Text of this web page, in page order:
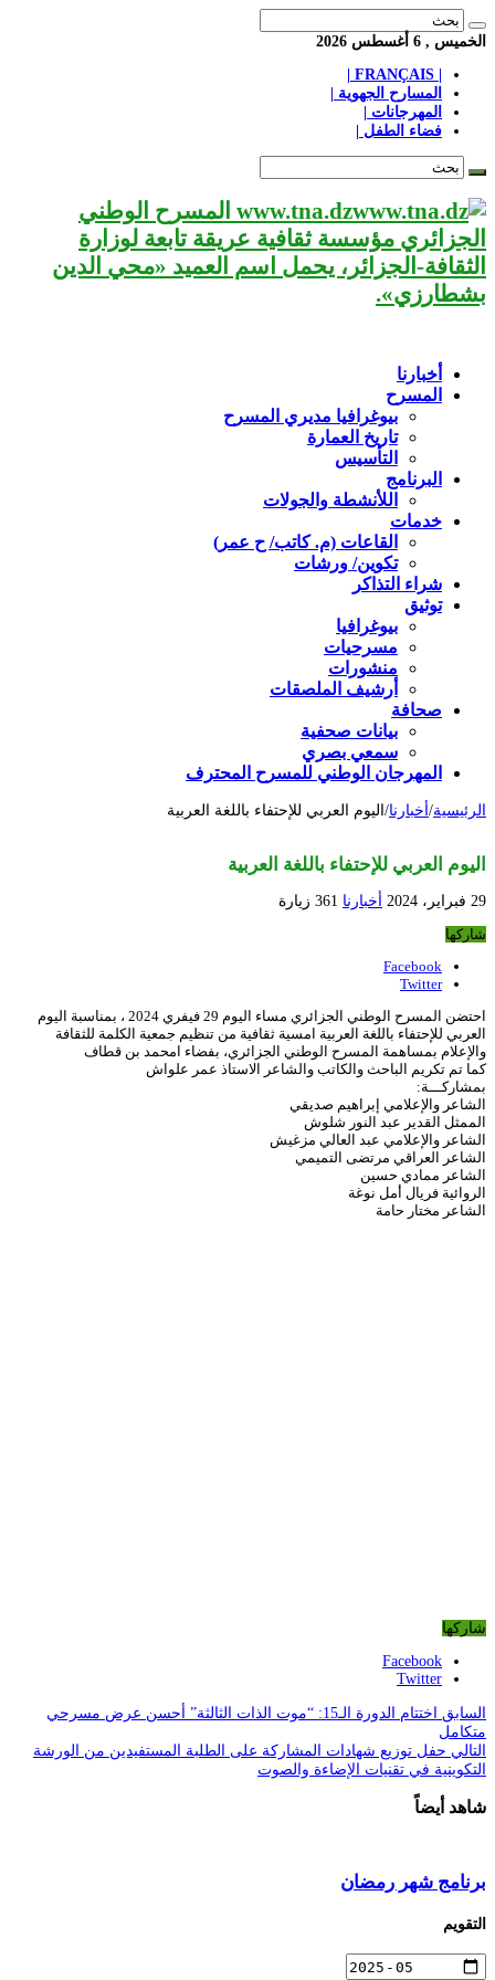
الخميس , 6 أغسطس 2026
المسارح الجهوية |
المهرجانات |
فضاء الطفل |
www.tna.dz المسرح الوطني
الجزائري مؤسسة ثقافية عريقة تابعة لوزارة
الثقافة-الجزائر، يحمل اسم العميد «محي الدين
بشطارزي».
أخبارنا
المسرح
بيوغرافيا مديري المسرح
تاريخ العمارة
التأسيس
البرنامج
اللأنشطة والجولات
خدمات
القاعات (م. كاتب/ ح عمر)
تكوين/ ورشات
شراء التذاكر
توثيق
بيوغرافيا
مسرحيات
منشورات
أرشيف الملصقات
صحافة
بيانات صحفية
سمعي بصري
المهرجان الوطني للمسرح المحترف
الرئيسية/ أخبارنا/ اليوم العربي للإحتفاء باللغة العربية
اليوم العربي للإحتفاء باللغة العربية
29 فبراير، 2024 أخبارنا 361 زيارة
شاركها
Facebook
Twitter
احتضن المسرح الوطني الجزائري مساء اليوم 29 فيفري 2024 ، بمناسبة اليوم
العربي للإحتفاء باللغة العربية امسية ثقافية من تنظيم جمعية الكلمة للثقافة
والإعلام بمساهمة المسرح الوطني الجزائري، بفضاء امحمد بن قطاف
كما تم تكريم الباحث والكاتب والشاعر الاستاذ عمر علواش
بمشاركـــة:
الشاعر والإعلامي إبراهيم صديقي
الممثل القدير عبد النور شلوش
الشاعر والإعلامي عبد العالي مزغيش
الشاعر العراقي مرتضى التميمي
الشاعر ممادي حسين
الروائية فريال أمل نوغة
الشاعر مختار حامة
شاركها
Facebook
Twitter
السابق
اختتام الدورة الـ15: “موت الذات الثالثة” أحسن عرض مسرحي
متكامل
التالي حفل توزيع شهادات المشاركة على الطلبة المستفيدين من الورشة
التكوينية في تقنيات الإضاءة والصوت
شاهد أيضاً
برنامج شهر رمضان
التقويم